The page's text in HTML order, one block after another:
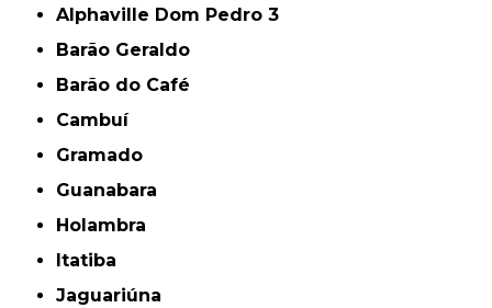
Alphaville Dom Pedro 3
Barão Geraldo
Barão do Café
Cambuí
Gramado
Guanabara
Holambra
Itatiba
Jaguariúna